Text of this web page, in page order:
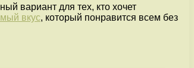
вариант для тех, кто хочет
вкус, который понравится всем без